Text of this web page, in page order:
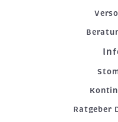
Ratgeber